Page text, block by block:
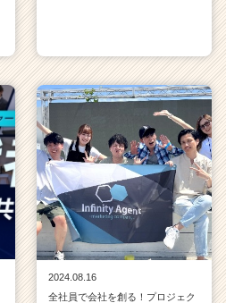
2024.08.16
全社員で会社を創る！プロジェク